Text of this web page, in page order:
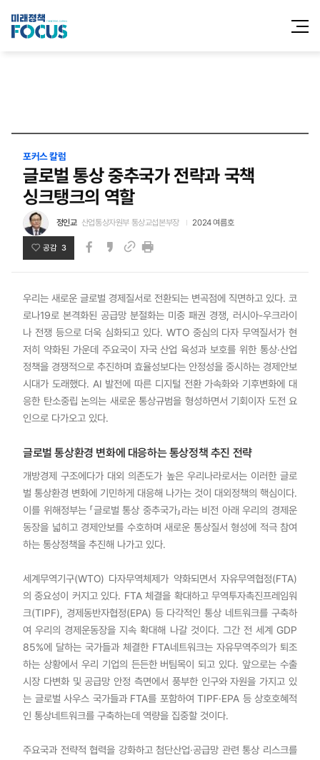
전체메
열기
포커스 칼럼
글로벌 통상 중추국가 전략과 국책
싱크탱크의 역할
정인교 산업통상자원부 통상교섭본부장 2024 여름호
공감 3
우리는 새로운 글로벌 경제질서로 전환되는 변곡점에 직면하고 있다. 코
로나19로 본격화된 공급망 분절화는 미중 패권 경쟁, 러시아-우크라이
나 전쟁 등으로 더욱 심화되고 있다. WTO 중심의 다자 무역질서가 현
저히 약화된 가운데 주요국이 자국 산업 육성과 보호를 위한 통상·산업
정책을 경쟁적으로 추진하며 효율성보다는 안정성을 중시하는 경제안보
시대가 도래했다. AI 발전에 따른 디지털 전환 가속화와 기후변화에 대
응한 탄소중립 논의는 새로운 통상규범을 형성하면서 기회이자 도전 요
인으로 다가오고 있다.
글로벌 통상환경 변화에 대응하는 통상정책 추진 전략
개방경제 구조에다가 대외 의존도가 높은 우리나라로서는 이러한 글로
벌 통상환경 변화에 기민하게 대응해 나가는 것이 대외정책의 핵심이다.
이를 위해정부는 「글로벌 통상 중추국가」라는 비전 아래 우리의 경제운
동장을 넓히고 경제안보를 수호하며 새로운 통상질서 형성에 적극 참여
하는 통상정책을 추진해 나가고 있다.
세계무역기구(WTO) 다자무역체제가 약화되면서 자유무역협정(FTA)
의 중요성이 커지고 있다. FTA 체결을 확대하고 무역투자촉진프레임워
크(TIPF), 경제동반자협정(EPA) 등 다각적인 통상 네트워크를 구축하
여 우리의 경제운동장을 지속 확대해 나갈 것이다. 그간 전 세계 GDP
85%에 달하는 국가들과 체결한 FTA네트워크는 자유무역주의가 퇴조
하는 상황에서 우리 기업의 든든한 버팀목이 되고 있다. 앞으로는 수출
시장 다변화 및 공급망 안정 측면에서 풍부한 인구와 자원을 가지고 있
는 글로벌 사우스 국가들과 FTA를 포함하여 TIPF·EPA 등 상호호혜적
인 통상네트워크를 구축하는데 역량을 집중할 것이다.
주요국과 전략적 협력을 강화하고 첨단산업·공급망 관련 통상 리스크를